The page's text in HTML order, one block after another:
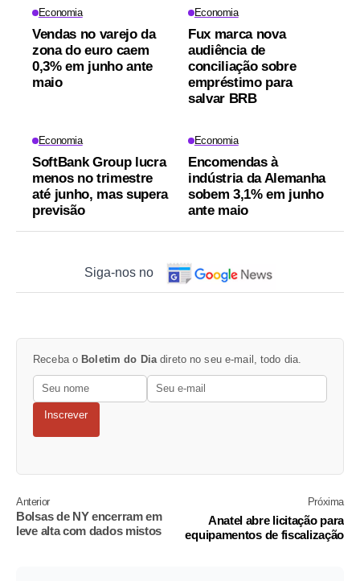
Economia
Vendas no varejo da
zona do euro caem
0,3% em junho ante
maio
Economia
Fux marca nova
audiência de
conciliação sobre
empréstimo para
salvar BRB
Economia
SoftBank Group lucra
menos no trimestre
até junho, mas supera
previsão
Economia
Encomendas à
indústria da Alemanha
sobem 3,1% em junho
ante maio
Siga-nos no
Receba o Boletim do Diadireto no seu e-mail, todo dia.
Inscrever
Anterior
Bolsas de NY encerram em
leve alta com dados mistos
Próxima
Anatel abre licitação para
equipamentos de fiscalização